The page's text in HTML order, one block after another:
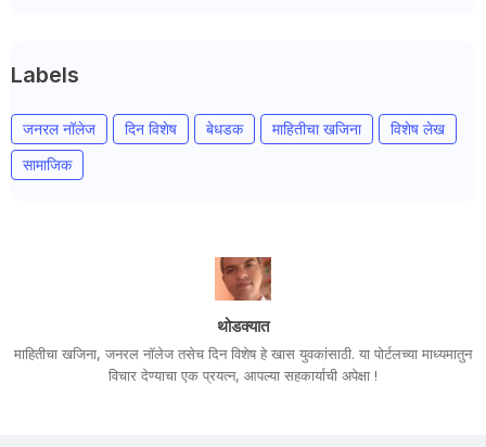
Labels
जनरल नॉलेज दिन विशेष बेधडक माहितीचा खजिना
विशेष लेख
सामाजिक
थोडक्यात
माहितीचा खजिना, जनरल नॉलेज तसेच दिन विशेष हे खास युवकांसाठी. या पोर्टलच्या माध्यमातुन
विचार देण्याचा एक प्रयत्न, आपल्या सहकार्याची अपेक्षा !